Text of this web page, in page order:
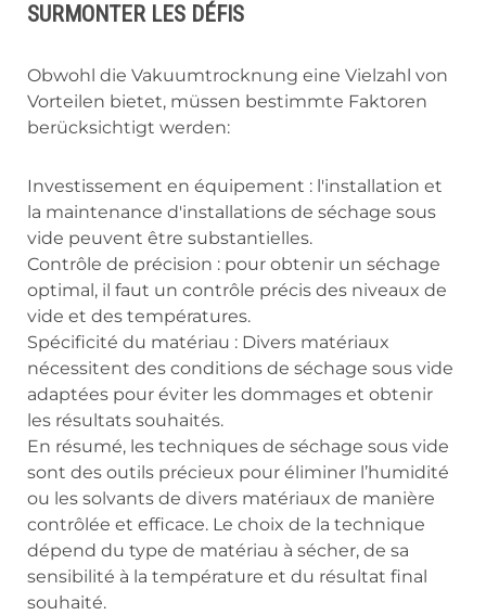
SURMONTER LES DÉFIS
Obwohl die Vakuumtrocknung eine Vielzahl von
Vorteilen bietet, müssen bestimmte Faktoren
berücksichtigt werden:
Investissement en équipement : l'installation et
la maintenance d'installations de séchage sous
vide peuvent être substantielles.
Contrôle de précision : pour obtenir un séchage
optimal, il faut un contrôle précis des niveaux de
vide et des températures.
Spécificité du matériau : Divers matériaux
nécessitent des conditions de séchage sous vide
adaptées pour éviter les dommages et obtenir
les résultats souhaités.
En résumé, les techniques de séchage sous vide
sont des outils précieux pour éliminer l’humidité
ou les solvants de divers matériaux de manière
contrôlée et efficace. Le choix de la technique
dépend du type de matériau à sécher, de sa
sensibilité à la température et du résultat final
souhaité.